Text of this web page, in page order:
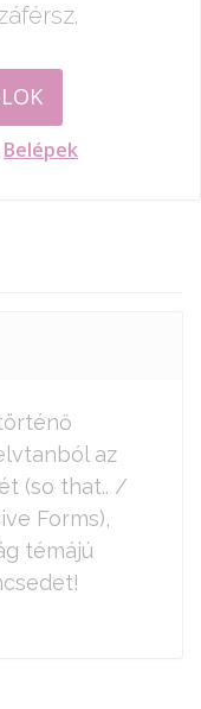
Belépek
az
(so that.. /
Forms),
témájú